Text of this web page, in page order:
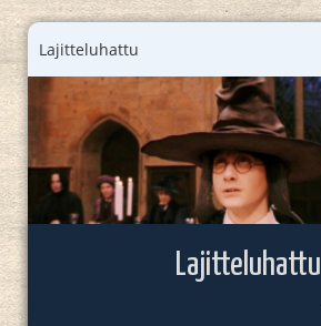
Lajitteluhattu
Lajitteluhattu